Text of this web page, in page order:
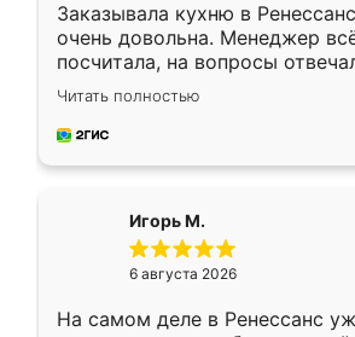
Заказывала кухню в
очень довольна. Менеджер
посчитала, на вопросы
Замерщик приехал в субботу,
делу со всей
за день, ребята работали
Читать полностью
Игорь М.
6 августа 2026
На самом деле в Ренессанс